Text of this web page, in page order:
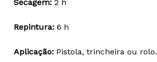
Secagem:2 h
Repintura:6 h
Aplicação:Pistola, trincheira ou rolo.